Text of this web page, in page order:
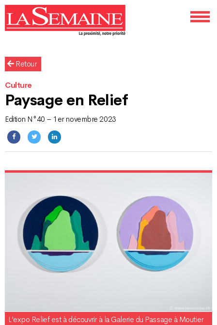
Retour
Culture
Paysage en Relief
Edition N°40 – 1er novembre 2023
L’expo Relief est à découvrir à la Galerie du Passage à Moutier